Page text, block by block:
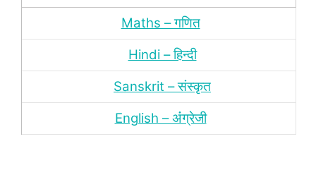
Maths – गणित
Hindi – हिन्‍दी
Sanskrit – संस्‍कृत
English – अंंग्रेजी